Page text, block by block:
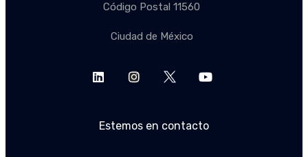
Código Postal 11560
Ciudad de México
Estemos en contacto